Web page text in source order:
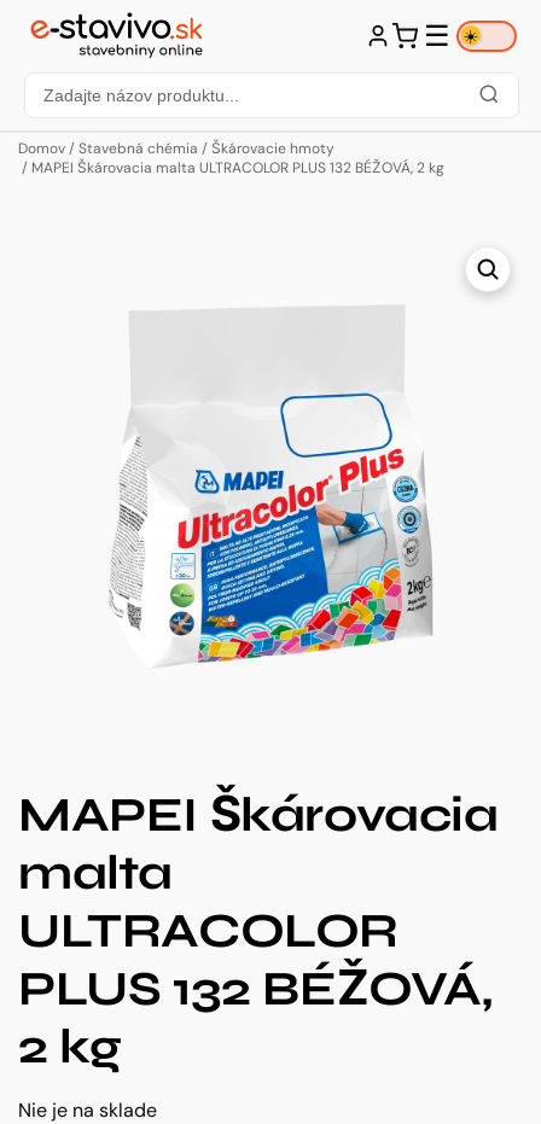
☰ ☀️
Domov/ Stavebná chémia / Škárovacie hmoty
/ MAPEI Škárovacia malta ULTRACOLOR PLUS 132 BÉŽOVÁ, 2 kg
MAPEI Škárovacia
malta
ULTRACOLOR
PLUS 132 BÉŽOVÁ,
2 kg
Nie je na sklade